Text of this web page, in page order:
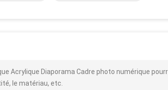
Acrylique Diaporama Cadre photo numérique
le matériau, etc.